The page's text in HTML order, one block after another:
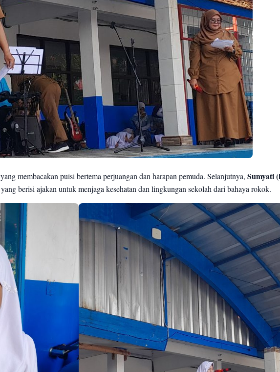
yang membacakan puisi bertema perjuangan dan harapan pemuda. Selanjutnya, Sumyati
yang berisi ajakan untuk menjaga kesehatan dan lingkungan sekolah dari bahaya rokok.